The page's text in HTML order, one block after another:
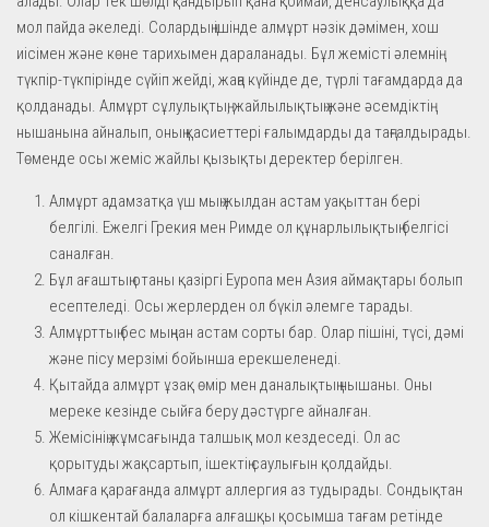
мол пайда әкеледі. Солардың ішінде алмұрт нәзік дәмімен, хош
иісімен және көне тарихымен дараланады. Бұл жемісті әлемнің
түкпір-түкпірінде сүйіп жейді, жаңа күйінде де, түрлі тағамдарда да
қолданады. Алмұрт сұлулықтың, жайлылықтың және әсемдіктің
нышанына айналып, оның қасиеттері ғалымдарды да таңғалдырады.
Төменде осы жеміс жайлы қызықты деректер берілген.
Алмұрт адамзатқа үш мың жылдан астам уақыттан бері
белгілі. Ежелгі Грекия мен Римде ол құнарлылықтың белгісі
саналған.
Бұл ағаштың отаны қазіргі Еуропа мен Азия аймақтары болып
есептеледі. Осы жерлерден ол бүкіл әлемге тарады.
Алмұрттың бес мыңнан астам сорты бар. Олар пішіні, түсі, дәмі
және пісу мерзімі бойынша ерекшеленеді.
Қытайда алмұрт ұзақ өмір мен даналықтың нышаны. Оны
мереке кезінде сыйға беру дәстүрге айналған.
Жемісінің жұмсағында талшық мол кездеседі. Ол ас
қорытуды жақсартып, ішектің саулығын қолдайды.
Алмаға қарағанда алмұрт аллергия аз тудырады. Сондықтан
ол кішкентай балаларға алғашқы қосымша тағам ретінде